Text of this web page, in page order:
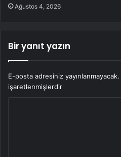
Ağustos 4, 2026
Bir yanıt yazın
E-posta adresiniz yayınlanmayacak.
işaretlenmişlerdir